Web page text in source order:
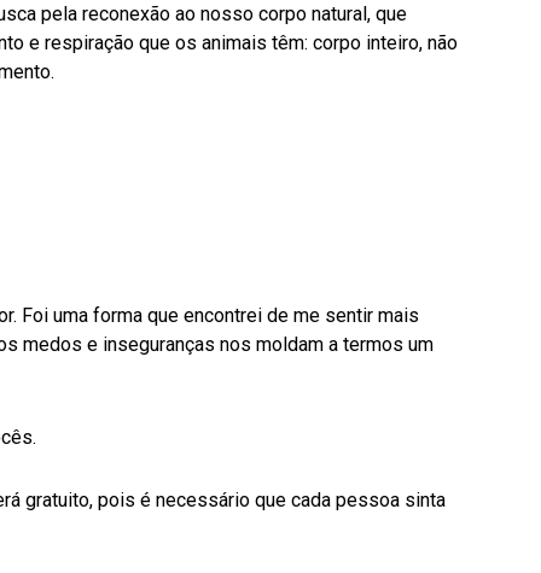
pela reconexão ao nosso corpo natural, que
e respiração que os animais têm: corpo inteiro, não
Foi uma forma que encontrei de me sentir mais
medos e inseguranças nos moldam a termos um
gratuito, pois é necessário que cada pessoa sinta